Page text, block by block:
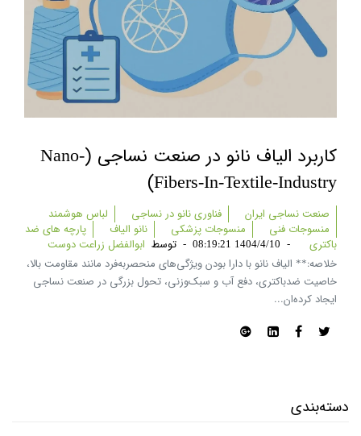
کاربرد الیاف نانو در صنعت نساجی (nano-
Fibers-In-Textile-Industry)
صنعت نساجی ایران فناوری نانو در نساجی
لباس هوشمند
منسوجات فنی
منسوجات پزشکی نانو الیاف
پارچه های ضد
باکتری
-
1404/4/10 08:19:21
- توسط ابوالفضل زراعت دوست
خلاصه:** الیاف نانو با دارا بودن ویژگی‌های منحصر‌به‌فرد مانند مقاومت بالا،
خاصیت ضدباکتری، دفع آب و سبک‌وزنی، تحول بزرگی در صنعت نساجی
ایجاد کرده‌ان...
دسته‌بندی